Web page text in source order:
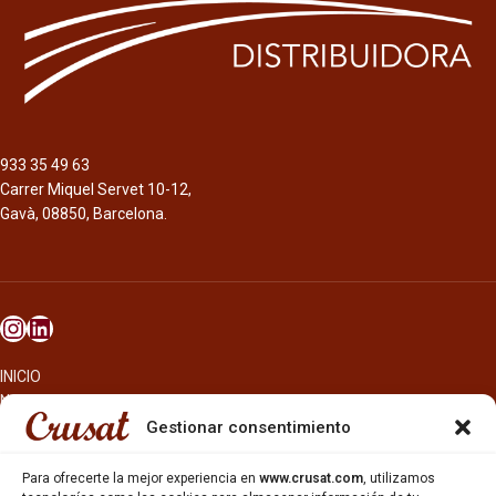
Gestionar consentimiento
Para ofrecerte la mejor experiencia en www.crusat.com, utilizamos
933 35 49 63
Carrer Miquel Servet 10-12,
Gavà, 08850, Barcelona.
INICIO
NOSOTROS
CERVEZAS
OTROS PRODUCTOS